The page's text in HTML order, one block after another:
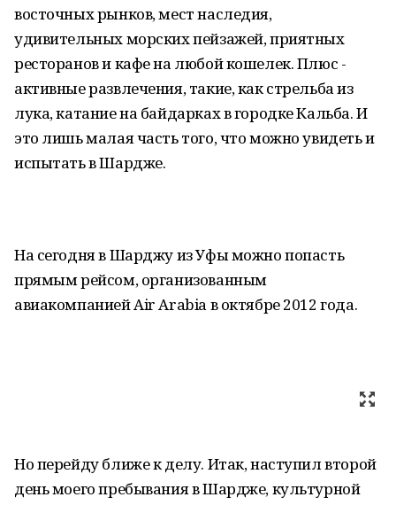
восточных рынков, мест наследия,
удивительных морских пейзажей, приятных
ресторанов и кафе на любой кошелек. Плюс -
активные развлечения, такие, как стрельба из
лука, катание на байдарках в городке Кальба. И
это лишь малая часть того, что можно увидеть и
испытать в Шардже.
На сегодня в Шарджу из Уфы можно попасть
прямым рейсом, организованным
авиакомпаниейAirArabiaв октябре 2012 года.
Но перейду ближе к делу. Итак, наступил второй
день моего пребывания в Шардже, культурной